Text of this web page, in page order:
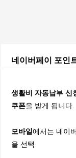
네이버페이 포인
생활비 자동납부 신
쿠폰을 받게 됩니다
모바일에서는 네이버
을 선택